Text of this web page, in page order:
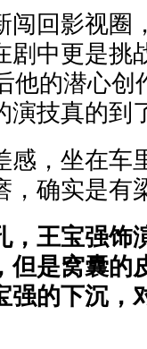
闯回影视圈
剧中更是挑
他的潜心创
演技真的到
感，坐在车
，确实是有
，王宝强饰
但是窝囊的
强的下沉，